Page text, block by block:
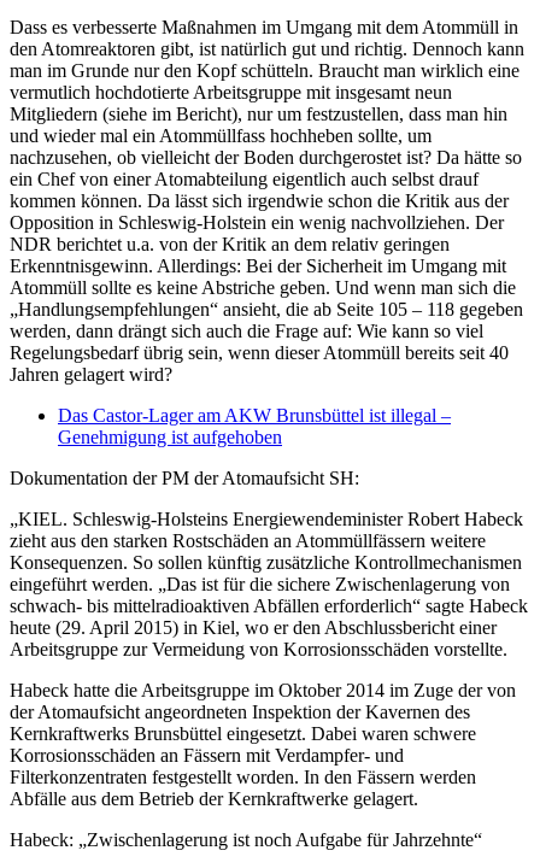
Dass es verbesserte Maßnahmen im Umgang mit dem Atommüll in
den Atomreaktoren gibt, ist natürlich gut und richtig. Dennoch kann
man im Grunde nur den Kopf schütteln. Braucht man wirklich eine
vermutlich hochdotierte Arbeitsgruppe mit insgesamt neun
Mitgliedern (siehe im Bericht), nur um festzustellen, dass man hin
und wieder mal ein Atommüllfass hochheben sollte, um
nachzusehen, ob vielleicht der Boden durchgerostet ist? Da hätte so
ein Chef von einer Atomabteilung eigentlich auch selbst drauf
kommen können. Da lässt sich irgendwie schon die Kritik aus der
Opposition in Schleswig-Holstein ein wenig nachvollziehen. Der
NDR berichtet u.a. von der Kritik an dem relativ geringen
Erkenntnisgewinn. Allerdings: Bei der Sicherheit im Umgang mit
Atommüll sollte es keine Abstriche geben. Und wenn man sich die
„Handlungsempfehlungen“ ansieht, die ab Seite 105 – 118 gegeben
werden, dann drängt sich auch die Frage auf: Wie kann so viel
Regelungsbedarf übrig sein, wenn dieser Atommüll bereits seit 40
Jahren gelagert wird?
Das Castor-Lager am AKW Brunsbüttel ist illegal –
Genehmigung ist aufgehoben
Dokumentation der PM der Atomaufsicht SH:
„KIEL. Schleswig-Holsteins Energiewendeminister Robert Habeck
zieht aus den starken Rostschäden an Atommüllfässern weitere
Konsequenzen. So sollen künftig zusätzliche Kontrollmechanismen
eingeführt werden. „Das ist für die sichere Zwischenlagerung von
schwach- bis mittelradioaktiven Abfällen erforderlich“ sagte Habeck
heute (29. April 2015) in Kiel, wo er den Abschlussbericht einer
Arbeitsgruppe zur Vermeidung von Korrosionsschäden vorstellte.
Habeck hatte die Arbeitsgruppe im Oktober 2014 im Zuge der von
der Atomaufsicht angeordneten Inspektion der Kavernen des
Kernkraftwerks Brunsbüttel eingesetzt. Dabei waren schwere
Korrosionsschäden an Fässern mit Verdampfer- und
Filterkonzentraten festgestellt worden. In den Fässern werden
Abfälle aus dem Betrieb der Kernkraftwerke gelagert.
Habeck: „Zwischenlagerung ist noch Aufgabe für Jahrzehnte“